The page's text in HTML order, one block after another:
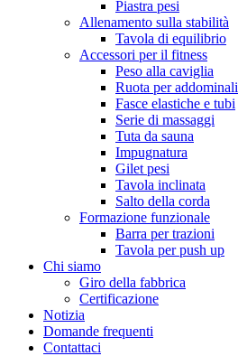
Piastra pesi
Allenamento sulla stabilità
Tavola di equilibrio
Accessori per il fitness
Peso alla caviglia
Ruota per addominali
Fasce elastiche e tubi
Serie di massaggi
Tuta da sauna
Impugnatura
Gilet pesi
Tavola inclinata
Salto della corda
Formazione funzionale
Barra per trazioni
Tavola per push up
Chi siamo
Giro della fabbrica
Certificazione
Notizia
Domande frequenti
Contattaci